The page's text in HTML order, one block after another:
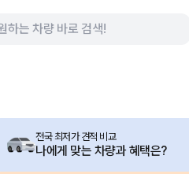
전국 최저가 견적 비교
나에게 맞는 차량과 혜택은?